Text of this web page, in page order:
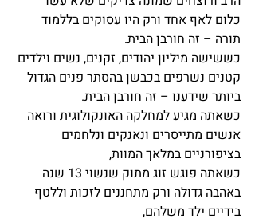
כלום לאף אחד ורק היו עסוקים בללמוד
תורה – זה חורבן הבית.
כששישה מיליון יהודים, זקנים, נשים וילדים
קטנים נשרפים בכבשן בהסתר פנים הגדול
ביותר שידענו – זה חורבן הבית.
כשאתה מגיע למחלקה האונקולוגית ורואה
אנשים מתייסרים ונאנקים ונלחמים
בציפורניים במלאך המוות,
כשאתה פוגש זוג מתוק שנשוי 13 שנה
באהבה גדולה ורק מתחננים לזכות וללטף
בידיים ילד משלהם,